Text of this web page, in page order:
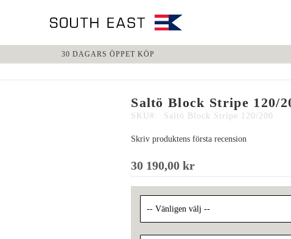
30 DAGARS ÖPPET KÖP
Saltö Block Stripe 120/
SKU Saltö Block Stripe 120/200
Skriv produktens första recension
30 190,00 kr